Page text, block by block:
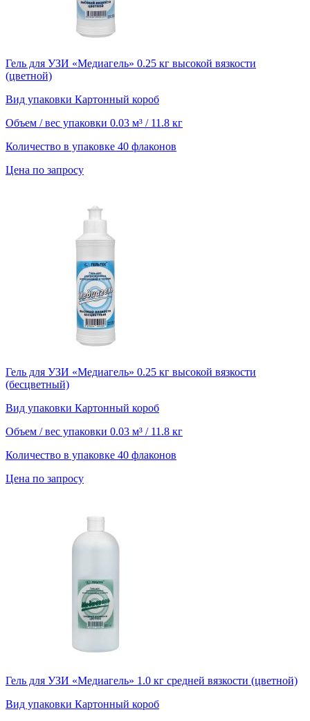
Гель для УЗИ «Медиагель» 0.25 кг высокой вязкости
(цветной)
Вид упаковки Картонный короб
Объем / вес упаковки 0.03 м³ / 11.8 кг
Количество в упаковке 40 флаконов
Цена по запросу
Гель для УЗИ «Медиагель» 0.25 кг высокой вязкости
(бесцветный)
Вид упаковки Картонный короб
Объем / вес упаковки 0.03 м³ / 11.8 кг
Количество в упаковке 40 флаконов
Цена по запросу
Гель для УЗИ «Медиагель» 1.0 кг средней вязкости (цветной)
Вид упаковки Картонный короб